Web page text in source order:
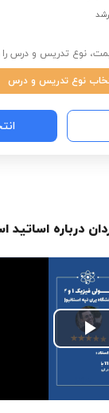
نوع تدریس و درس را
نوع تدریس و درس
درباره اساتید
Play
Video